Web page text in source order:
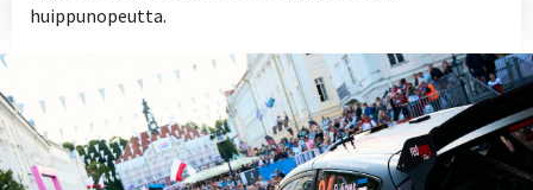
huippunopeutta.